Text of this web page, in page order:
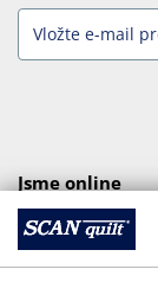
Jsme online